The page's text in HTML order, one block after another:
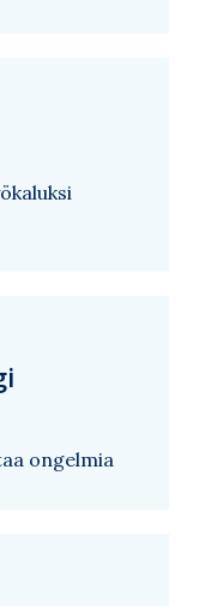
ongelmia